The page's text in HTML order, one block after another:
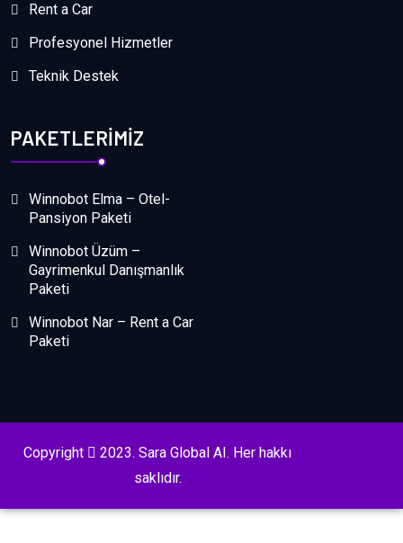
Rent a Car
Profesyonel Hizmetler
Teknik Destek
PAKETLERIMIZ
Winnobot Elma – Otel-
Pansiyon Paketi
Winnobot Üzüm –
Gayrimenkul Danışmanlık
Paketi
Winnobot Nar – Rent a Car
Paketi
Copyright
2023. Sara Global AI. Her hakkı
saklıdır.